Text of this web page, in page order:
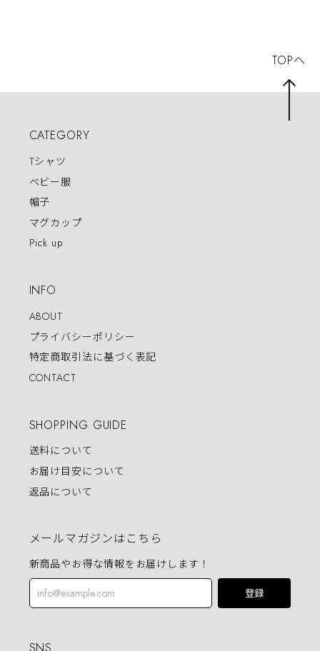
CATEGORY
Tシャツ
ベビー服
帽子
マグカップ
Pick up
INFO
ABOUT
プライバシーポリシー
特定商取引法に基づく表記
CONTACT
SHOPPING GUIDE
送料について
お届け目安について
返品について
メールマガジンはこちら
新商品やお得な情報をお届けします！
登録
TOPへ